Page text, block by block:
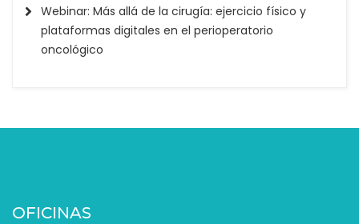
Webinar: Más allá de la cirugía: ejercicio físico y
plataformas digitales en el perioperatorio
oncológico
OFICINAS